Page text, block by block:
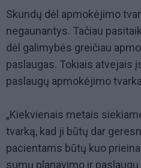
Skundų dėl apmokėjimo
negaunantys. Tačiau
dėl galimybės greičiau
paslaugas. Tokiais atvejais
paslaugų apmokėjimo
„Kiekvienais metais
tvarką, kad ji būtų dar
pacientams būtų kuo
sumų planavimo ir